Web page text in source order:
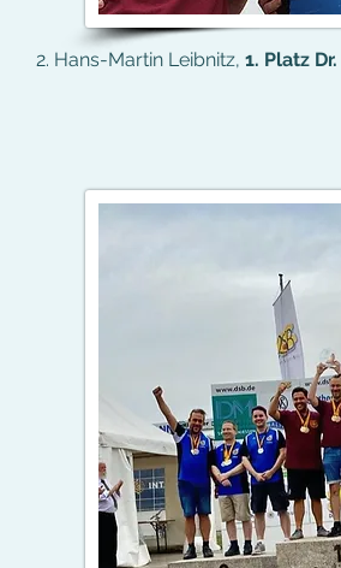
2. Hans-Martin Leibnitz, 1. Platz